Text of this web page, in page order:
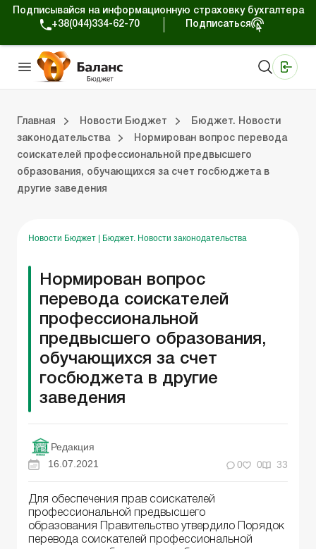
Подписывайся на информационную страховку бухгалтера
+38(044)334-62-70
Подписаться
Главная Новости Бюджет
Бюджет. Новости
законодательства
Нормирован вопрос перевода
соискателей профессиональной предвысшего
образования, обучающихся за счет госбюджета в
другие заведения
Новости Бюджет Бюджет. Новости законодательства
Нормирован вопрос
перевода соискателей
профессиональной
предвысшего образования,
обучающихся за счет
госбюджета в другие
заведения
Редакция
16.07.2021
0 0 33
Для обеспечения прав соискателей
профессиональной предвысшего
образования Правительство утвердило Порядок
перевода соискателей профессиональной